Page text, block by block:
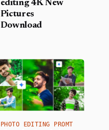
editing 4K New
Pictures
Download
PHOTO EDITING PROMT